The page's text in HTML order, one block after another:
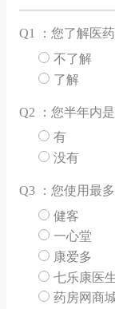
Q1 ：您了解医
不了解
了解
Q2 ：您半年内
有
没有
Q3 ：您使用最
健客
一心堂
康爱多
七乐康医
药房网商